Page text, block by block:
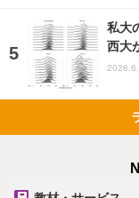
私大
西大